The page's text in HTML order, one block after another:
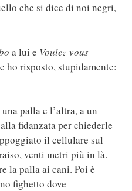
che si dice di noi negri,
a lui e Voulez vous
ho risposto, stupidamente:
palla e l’altra, a un
fidanzata per chiederle
il cellulare sul
venti metri più in là.
la palla ai cani. Poi è
fighetto dove